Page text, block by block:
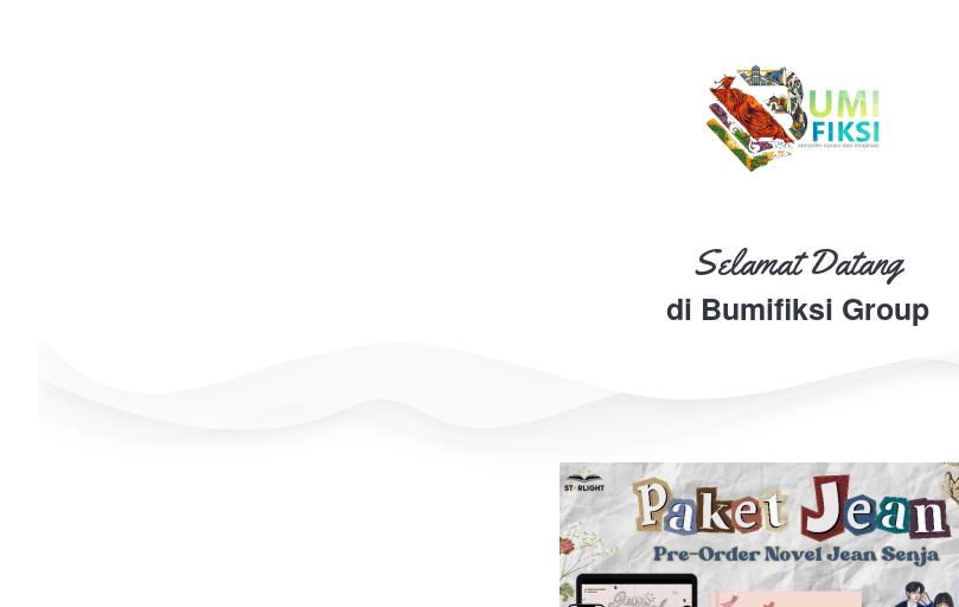
Selamat Datang
di Bumifiksi Group